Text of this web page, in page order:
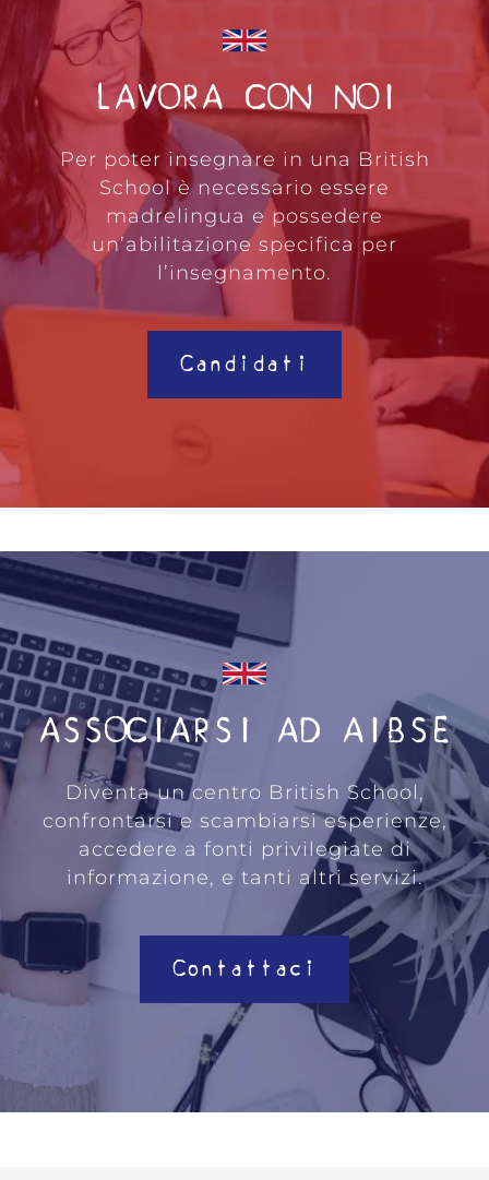
LAVORA CON NOI
Per poter insegnare in una British
School è necessario essere
madrelingua e possedere
un’abilitazione specifica per
l’insegnamento.
Candidati
ASSOCIARSI AD AIBSE
Diventa un centro British School,
confrontarsi e scambiarsi esperienze,
accedere a fonti privilegiate di
informazione, e tanti altri servizi.
Contattaci